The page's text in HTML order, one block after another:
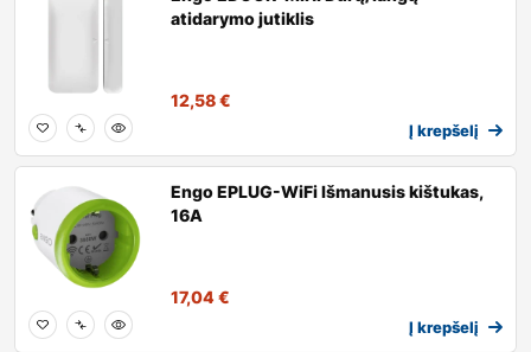
atidarymo jutiklis
12,58€
Į krepšelį
Engo EPLUG-WiFi Išmanusis kištukas,
16A
17,04€
Į krepšelį